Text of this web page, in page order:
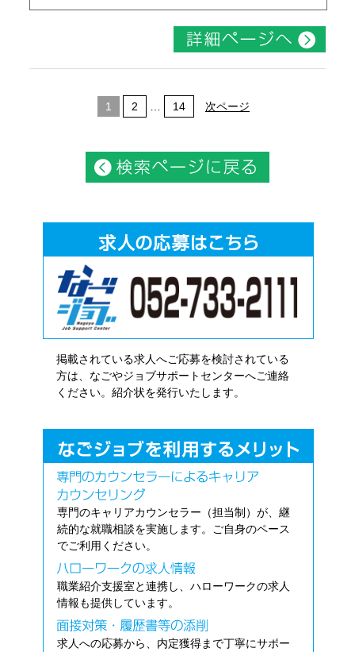
1 2 14 次ページ
掲載されている求人へご応募を検討されている
方は、なごやジョブサポートセンターへご連絡
ください。紹介状を発行いたします。
専門のキャリアカウンセラー（担当制）が、継
続的な就職相談を実施します。ご自身のペース
でご利用ください。
職業紹介支援室と連携し、ハローワークの求人
情報も提供しています。
求人への応募から、内定獲得まで丁寧にサポー